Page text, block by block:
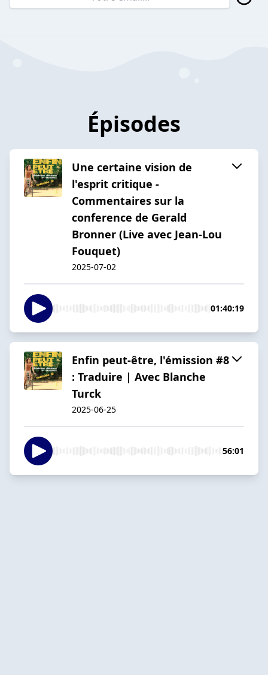
Épisodes
Une certaine vision de
l'esprit critique -
Commentaires sur la
conference de Gerald
Bronner (Live avec Jean-Lou
Fouquet)
2025-07-02
01:40:19
Enfin peut-être, l'émission #8
: Traduire | Avec Blanche
Turck
2025-06-25
56:01